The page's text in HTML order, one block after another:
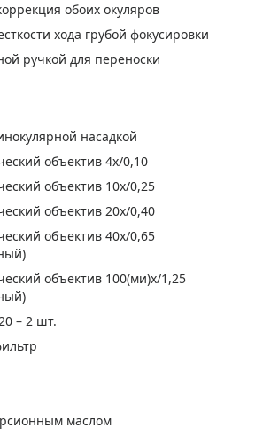
обоих окуляров
хода грубой фокусировки
ручкой для переноски
насадкой
объектив 4х/0,10
объектив 10х/0,25
объектив 20х/0,40
объектив 40х/0,65
объектив 100(ми)х/1,25
– 2 шт.
маслом